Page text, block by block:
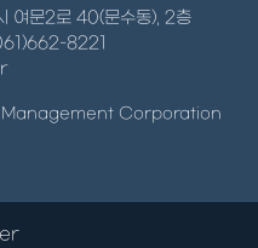
여문2로 40(문수동), 2층
8221
Management Corporation